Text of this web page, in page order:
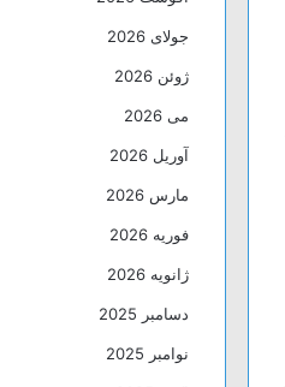
جولای 2026
ژوئن 2026
می 2026
آوریل 2026
مارس 2026
فوریه 2026
ژانویه 2026
دسامبر 2025
نوامبر 2025